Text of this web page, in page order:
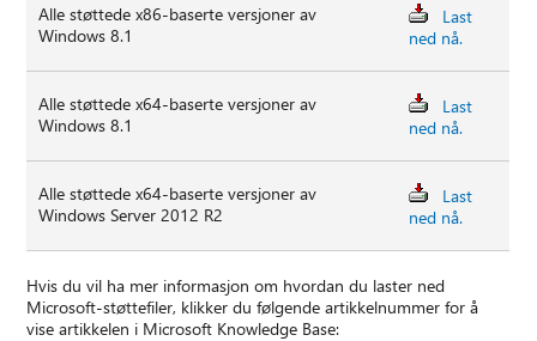
Alle støttede x86-baserte versjoner av
Windows 8.1
Last
ned nå.
Alle støttede x64-baserte versjoner av
Windows 8.1
Last
ned nå.
Alle støttede x64-baserte versjoner av
Windows Server 2012 R2
Last
ned nå.
Hvis du vil ha mer informasjon om hvordan du laster ned
Microsoft-støttefiler, klikker du følgende artikkelnummer for å
vise artikkelen i Microsoft Knowledge Base: